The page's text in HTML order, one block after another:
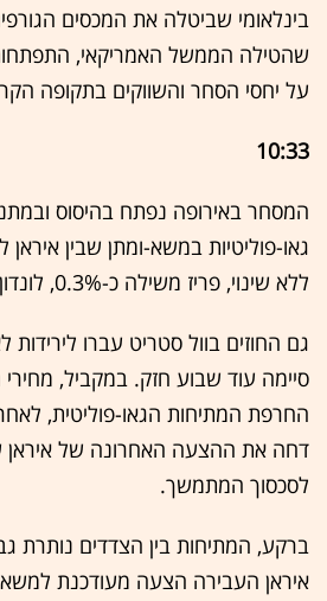
שהטילה הממשל האמריקאי,
על יחסי הסחר והשווקים בתקופה
10:33
המסחר באירופה נפתח בהיסוס
גאו-פוליטיות במשא-ומתן שבין
ללא שינוי, פריז משילה כ-0.3%, לונדון עולה בשיעור דומה.
גם החוזים בוול סטריט עברו לירידות
סיימה עוד שבוע חזק. במקביל,
החרפת המתיחות הגאו-פוליטית,
דחה את ההצעה האחרונה של איראן
לסכסוך המתמשך.
ברקע, המתיחות בין הצדדים נותרת
איראן העבירה הצעה מעודכנת